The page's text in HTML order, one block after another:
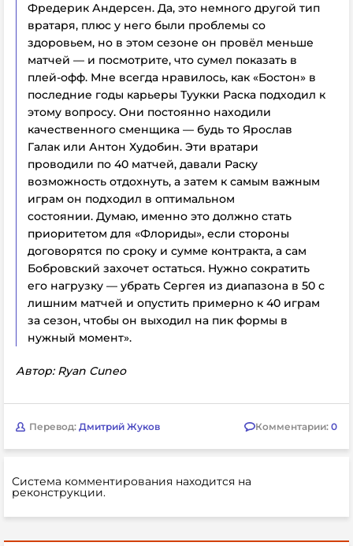
Фредерик Андерсен. Да, это немного другой тип
вратаря, плюс у него были проблемы со
здоровьем, но в этом сезоне он провёл меньше
матчей — и посмотрите, что сумел показать в
плей-офф. Мне всегда нравилось, как «Бостон» в
последние годы карьеры Туукки Раска подходил к
этому вопросу. Они постоянно находили
качественного сменщика — будь то Ярослав
Галак или Антон Худобин. Эти вратари
проводили по 40 матчей, давали Раску
возможность отдохнуть, а затем к самым важным
играм он подходил в оптимальном
состоянии. Думаю, именно это должно стать
приоритетом для «Флориды», если стороны
договорятся по сроку и сумме контракта, а сам
Бобровский захочет остаться. Нужно сократить
его нагрузку — убрать Сергея из диапазона в 50 с
лишним матчей и опустить примерно к 40 играм
за сезон, чтобы он выходил на пик формы в
нужный момент».
Автор: Ryan Cuneo
Перевод: Дмитрий Жуков Комментарии: 0
Система комментирования находится на
реконструкции.